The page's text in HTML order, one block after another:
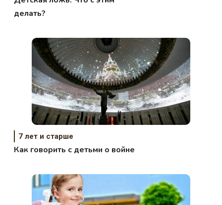
делать?
7 лет и старше
Как говорить с детьми о войне